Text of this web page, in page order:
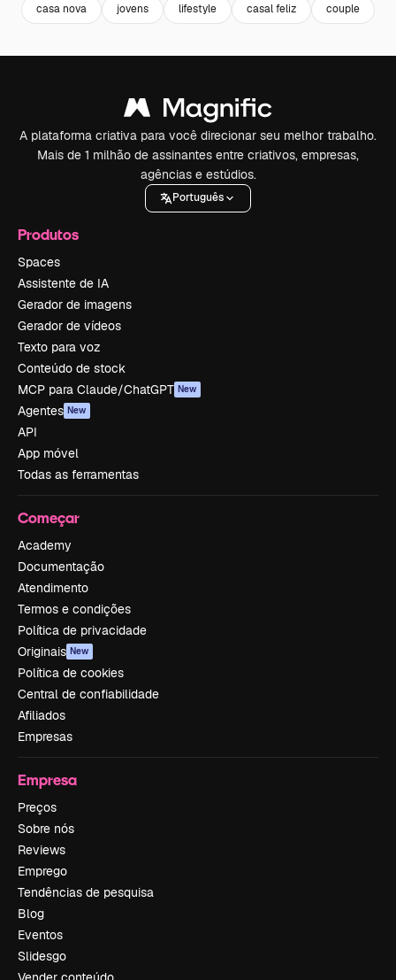
casa nova jovens lifestyle casal feliz couple
A plataforma criativa para você direcionar seu melhor trabalho.
Mais de 1 milhão de assinantes entre criativos, empresas,
agências e estúdios.
Português
Produtos
Spaces
Assistente de IA
Gerador de imagens
Gerador de vídeos
Texto para voz
Conteúdo de stock
MCP para Claude/ChatGPT New
Agentes New
API
App móvel
Todas as ferramentas
Começar
Academy
Documentação
Atendimento
Termos e condições
Política de privacidade
Originais New
Política de cookies
Central de confiabilidade
Afiliados
Empresas
Empresa
Preços
Sobre nós
Reviews
Emprego
Tendências de pesquisa
Blog
Eventos
Slidesgo